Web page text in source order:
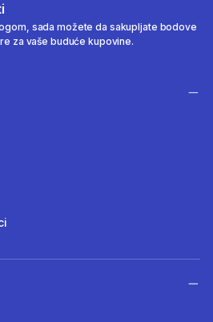
sada možete da sakupljate bodove
za vaše buduće kupovine.